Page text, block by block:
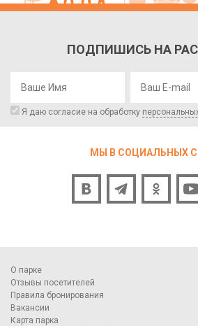
ПОДПИШИСЬ НА
Я даю согласие на обработку
МЫ В СОЦИАЛЬНЫХ
О парке
Отзывы посетителей
Правила бронирования
Вакансии
Карта парка